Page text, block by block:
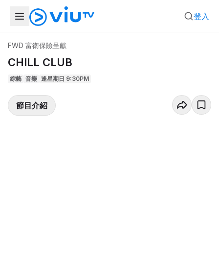
登入
FWD 富衛保險呈獻
CHILL CLUB
綜藝 音樂 逢星期日 9:30PM
節目介紹